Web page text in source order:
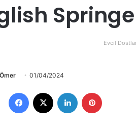
Evcil
01/04/2024